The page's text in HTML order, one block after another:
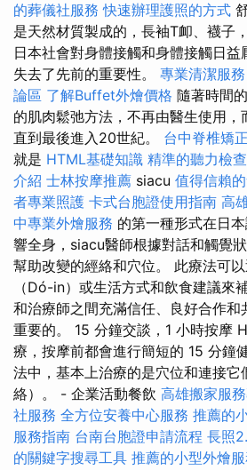
的葬儀社服務 快速辦理護照的方式
是天然材質製成的，長袖T卹、襪子
日本社會對身體接觸和身體接觸日
失去了先前的重要性。 專業清潔服務
論區 了解Buffet外燴價格 隨著時間
的肌肉鬆弛方法，不再由醫生使用，
直到最後進入20世紀。 台中脊椎矯正
就是 HTML基礎知識 精準的聽力檢
介紹 士林按摩推薦 siacu 值得信賴
者專業照護 卡式台胞證使用指南 高
中專業外燴服務 的第一種形式在日
響全身，siacu醫師根據對話和觸覺
幫助改變的經絡和穴位。 此療法可
（Dó-in）或生活方式和飲食建議來
和治療師之間充滿信任、良好合作和
重要的。 15 分鐘交談，1 小時按摩
療，按摩前都會進行簡短的 15 分鐘
法中，基本上治療的是穴位和連接它
絡）。 - 企業活動餐飲 高雄搬家服
社服務 全方位安養中心服務 推薦的
服務指南 台南台胞證申請流程 長照
的關鍵字搜尋工具 推薦的小型外燴